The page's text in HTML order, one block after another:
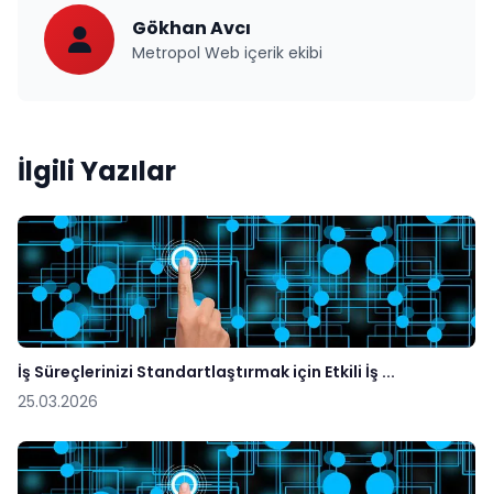
Gökhan Avcı
Metropol Web içerik ekibi
İlgili Yazılar
İş Süreçlerinizi Standartlaştırmak için Etkili İş ...
25.03.2026